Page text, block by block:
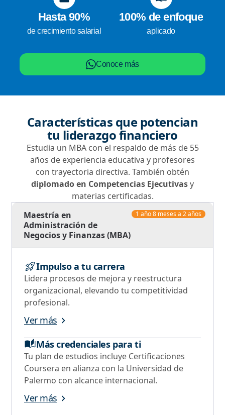
Hasta 90%
de crecimiento salarial
100% de enfoque
aplicado
Conoce más
Características que potencian
tu liderazgo financiero
Estudia un MBA con el respaldo de más de 55
años de experiencia educativa y profesores
con trayectoria directiva. También obtén
diplomado en Competencias Ejecutivasy
materias certificadas.
Maestría en
Administración de
Negocios y Finanzas (MBA)
1 año 8 meses a 2 años
Impulso a tu carrera
Lidera procesos de mejora y reestructura
organizacional, elevando tu competitividad
profesional.
Ver más
Más credenciales para ti
Tu plan de estudios incluye Certificaciones
Coursera en alianza con la Universidad de
Palermo con alcance internacional.
Ver más